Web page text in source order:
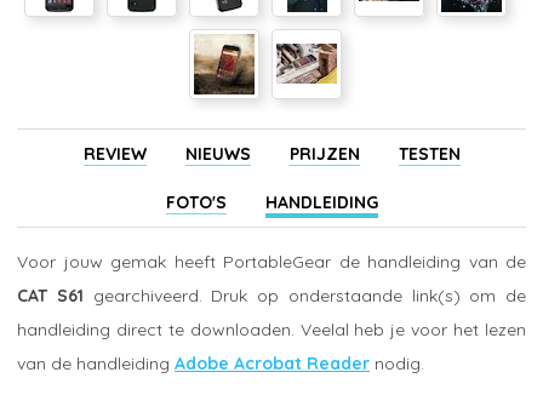
REVIEW NIEUWS PRIJZEN TESTEN
FOTO'S HANDLEIDING
Voor jouw gemak heeft PortableGear de handleiding van de
CAT S61 gearchiveerd. Druk op onderstaande link(s) om de
handleiding direct te downloaden. Veelal heb je voor het lezen
van de handleiding Adobe Acrobat Reader nodig.